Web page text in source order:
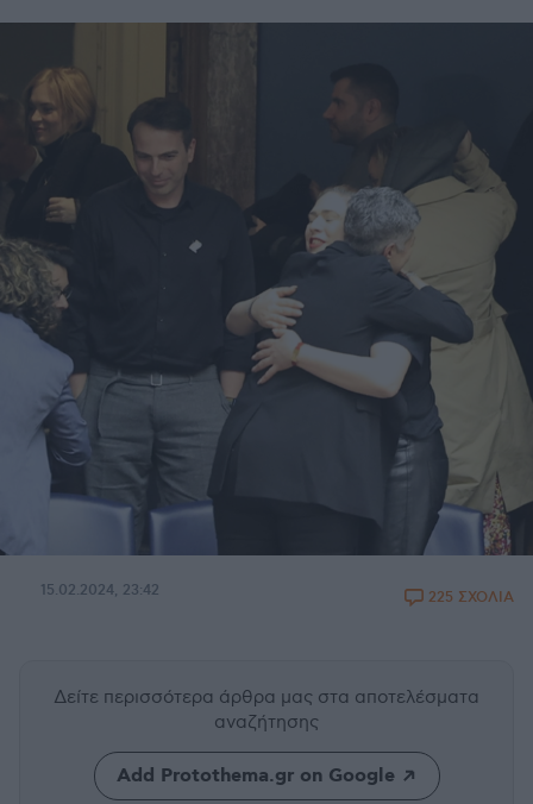
15.02.2024, 23:42 225 ΣΧΟΛΙΑ
Δείτε περισσότερα άρθρα μας στα αποτελέσματα
αναζήτησης
Add Protothema.gr on Google